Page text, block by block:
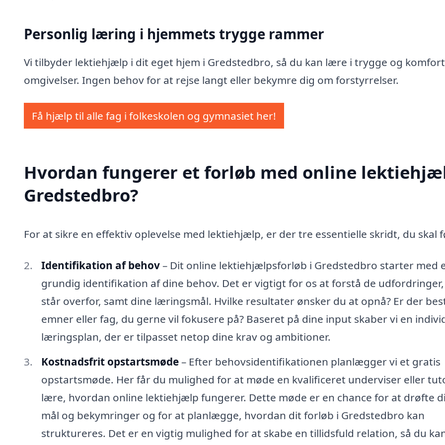
Personlig læring i hjemmets trygge rammer
Vi tilbyder lektiehjælp i dit eget hjem i Gredstedbro, så du kan lære i trygge og
omgivelser. Ingen behov for at rejse langt eller bekymre dig om forstyrrelser.
Få hjælp til alle fag i folkeskolen og gymnasiet her!
Hvordan fungerer et forløb med online
Gredstedbro?
For at sikre en effektiv oplevelse med lektiehjælp, er der tre essentielle skridt, du skal
Identifikation af behov– Dit online lektiehjælpsforløb i Gredstedbro starter med
grundig identifikation af dine behov. Det er vigtigt for os at forstå de
står overfor, samt dine læringsmål. Hvilke resultater ønsker du at opnå? Er der
emner eller fag, du gerne vil fokusere på? Baseret på dine input skaber vi en
læringsplan, der er tilpasset netop dine krav og ambitioner.
Kostnadsfrit opstartsmøde– Efter behovsidentifikationen planlægger vi et gratis
opstartsmøde. Her får du mulighed for at møde en kvalificeret underviser eller
lære, hvordan online lektiehjælp fungerer. Dette møde er en chance for at drøfte
mål og bekymringer og for at planlægge, hvordan dit forløb i Gredstedbro kan
struktureres. Det er en vigtig mulighed for at skabe en tillidsfuld relation, så du